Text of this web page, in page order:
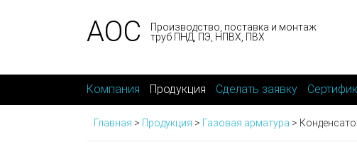
АОС
Производство, поставка и монтаж
труб ПНД, ПЭ, НПВХ, ПВХ
Компания Продукция Сделать заявку
Главная > Продукция > Газовая арматура >